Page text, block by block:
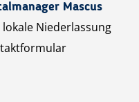
Mascus
lokale Niederlassung